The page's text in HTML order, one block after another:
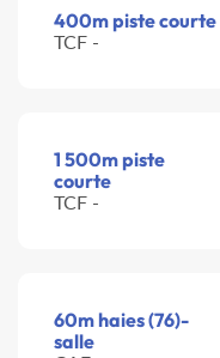
400m piste courte
TCF -
1 500m piste
courte
TCF -
60m haies (76)-
salle